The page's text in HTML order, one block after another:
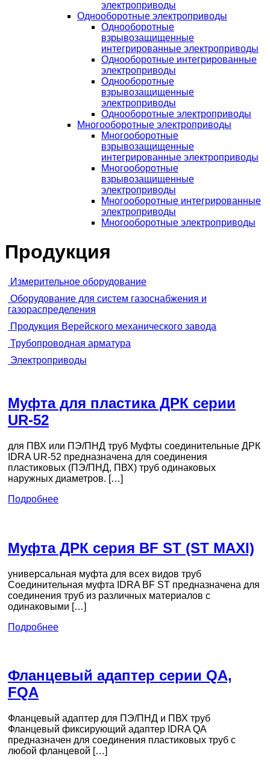
электроприводы
Однооборотные электроприводы
Однооборотные
взрывозащищенные
интегрированные электроприводы
Однооборотные интегрированные
электроприводы
Однооборотные
взрывозащищенные
электроприводы
Однооборотные электроприводы
Многооборотные электроприводы
Многооборотные
взрывозащищенные
интегрированные электроприводы
Многооборотные
взрывозащищенные
электроприводы
Многооборотные интегрированные
электроприводы
Многооборотные электроприводы
Продукция
Измерительное оборудование
Оборудование для систем газоснабжения и
газораспределения
Продукция Верейского механического завода
Трубопроводная арматура
Электроприводы
Муфта для пластика ДРК серии
UR-52
для ПВХ или ПЭ/ПНД труб Муфты соединительные ДРК
IDRA UR-52 предназначена для соединения
пластиковых (ПЭ/ПНД, ПВХ) труб одинаковых
наружных диаметров. […]
Подробнее
Муфта ДРК серия BF ST (ST MAXI)
универсальная муфта для всех видов труб
Соединительная муфта IDRA BF ST предназначена для
соединения труб из различных материалов с
одинаковыми […]
Подробнее
Фланцевый адаптер серии QA,
FQA
Фланцевый адаптер для ПЭ/ПНД и ПВХ труб
Фланцевый фиксирующий адаптер IDRA QA
предназначен для соединения пластиковых труб с
любой фланцевой […]